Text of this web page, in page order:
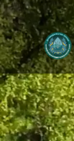
[newyear_garland]